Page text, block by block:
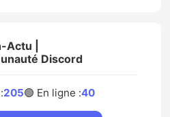
Actu |
Discord
205🟢 En ligne :40